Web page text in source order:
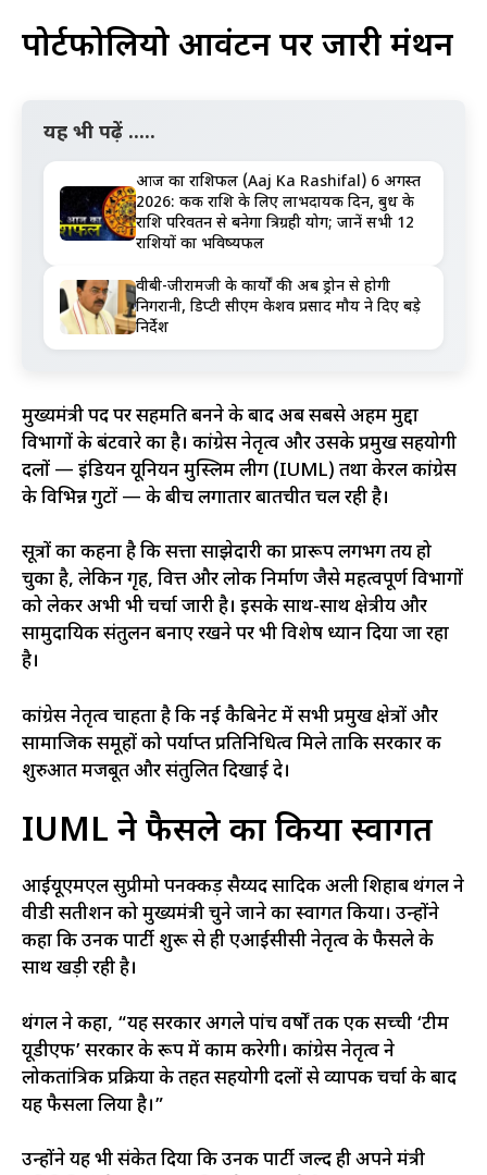
पोर्टफोलियो आवंटन पर जारी मंथन
यह भी पढ़ें .....
आज का राशिफल (Aaj Ka Rashifal) 6 अगस्त
2026: कर्क राशि के लिए लाभदायक दिन, बुध के
राशि परिवर्तन से बनेगा त्रिग्रही योग; जानें सभी 12
राशियों का भविष्यफल
वीबी-जीरामजी के कार्यों की अब ड्रोन से होगी
निगरानी, डिप्टी सीएम केशव प्रसाद मौर्य ने दिए बड़े
निर्देश
मुख्यमंत्री पद पर सहमति बनने के बाद अब सबसे अहम मुद्दा
विभागों के बंटवारे का है। कांग्रेस नेतृत्व और उसके प्रमुख सहयोगी
दलों — इंडियन यूनियन मुस्लिम लीग (IUML) तथा केरल कांग्रेस
के विभिन्न गुटों — के बीच लगातार बातचीत चल रही है।
सूत्रों का कहना है कि सत्ता साझेदारी का प्रारूप लगभग तय हो
चुका है, लेकिन गृह, वित्त और लोक निर्माण जैसे महत्वपूर्ण विभागों
को लेकर अभी भी चर्चा जारी है। इसके साथ-साथ क्षेत्रीय और
सामुदायिक संतुलन बनाए रखने पर भी विशेष ध्यान दिया जा रहा
है।
कांग्रेस नेतृत्व चाहता है कि नई कैबिनेट में सभी प्रमुख क्षेत्रों और
सामाजिक समूहों को पर्याप्त प्रतिनिधित्व मिले ताकि सरकार की
शुरुआत मजबूत और संतुलित दिखाई दे।
IUML ने फैसले का किया स्वागत
आईयूएमएल सुप्रीमो पनक्कड़ सैय्यद सादिक अली शिहाब थंगल ने
वीडी सतीशन को मुख्यमंत्री चुने जाने का स्वागत किया। उन्होंने
कहा कि उनकी पार्टी शुरू से ही एआईसीसी नेतृत्व के फैसले के
साथ खड़ी रही है।
थंगल ने कहा, “यह सरकार अगले पांच वर्षों तक एक सच्ची ‘टीम
यूडीएफ’ सरकार के रूप में काम करेगी। कांग्रेस नेतृत्व ने
लोकतांत्रिक प्रक्रिया के तहत सहयोगी दलों से व्यापक चर्चा के बाद
यह फैसला लिया है।”
उन्होंने यह भी संकेत दिया कि उनकी पार्टी जल्द ही अपने मंत्री